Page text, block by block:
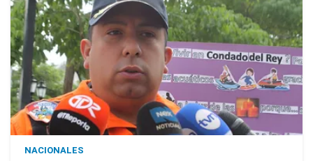
NACIONALES